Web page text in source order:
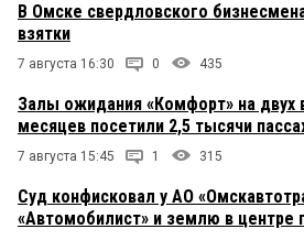
В Омске свердловского
взятки
7 августа 16:30 0 435
Залы ожидания «Комфорт» на двух
месяцев посетили 2,5 тысячи
7 августа 15:45 1 315
Суд конфисковал у АО
«Автомобилист» и землю в центре